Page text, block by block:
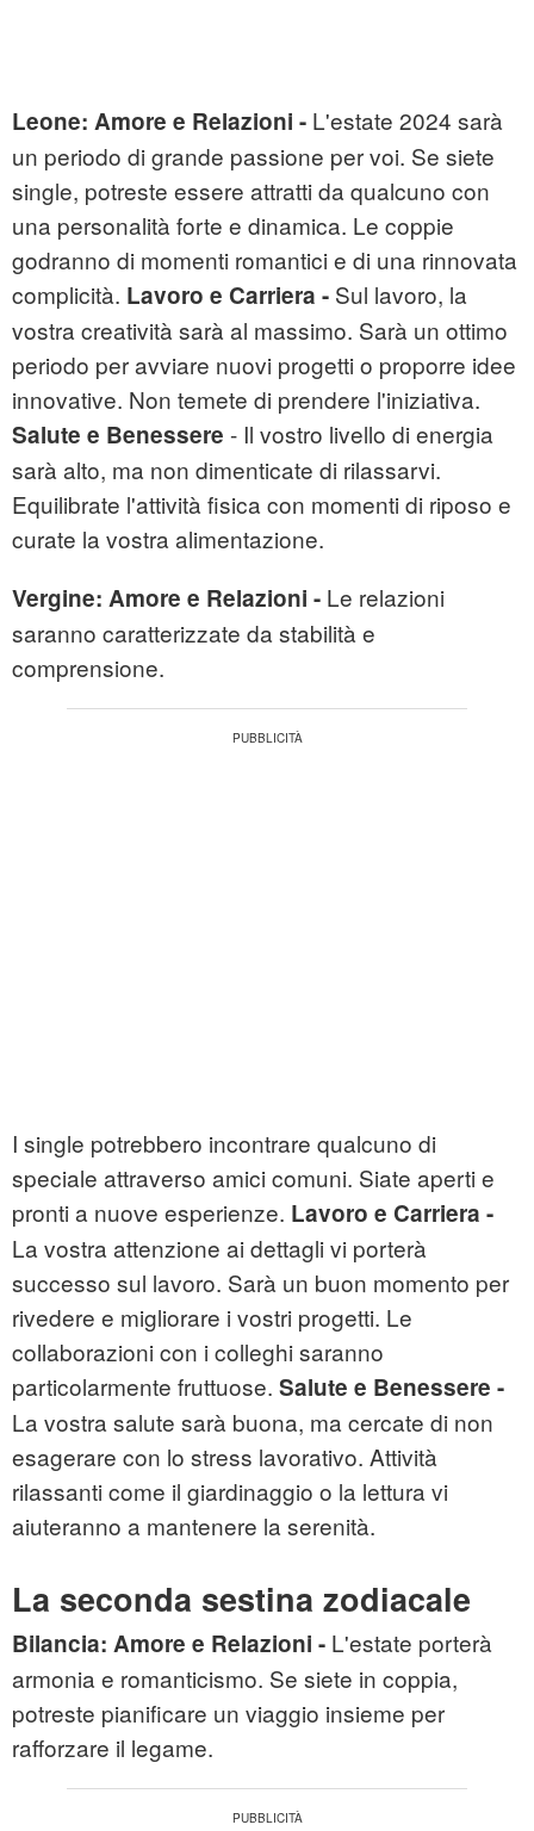
Leone: Amore e Relazioni - L'estate 2024 sarà
un periodo di grande passione per voi. Se siete
single, potreste essere attratti da qualcuno con
una personalità forte e dinamica. Le coppie
godranno di momenti romantici e di una rinnovata
complicità. Lavoro e Carriera - Sul lavoro, la
vostra creatività sarà al massimo. Sarà un ottimo
periodo per avviare nuovi progetti o proporre idee
innovative. Non temete di prendere l'iniziativa.
Salute e Benessere - Il vostro livello di energia
sarà alto, ma non dimenticate di rilassarvi.
Equilibrate l'attività fisica con momenti di riposo e
curate la vostra alimentazione.
Vergine: Amore e Relazioni - Le relazioni
saranno caratterizzate da stabilità e
comprensione.
I single potrebbero incontrare qualcuno di
speciale attraverso amici comuni. Siate aperti e
pronti a nuove esperienze. Lavoro e Carriera -
La vostra attenzione ai dettagli vi porterà
successo sul lavoro. Sarà un buon momento per
rivedere e migliorare i vostri progetti. Le
collaborazioni con i colleghi saranno
particolarmente fruttuose. Salute e Benessere -
La vostra salute sarà buona, ma cercate di non
esagerare con lo stress lavorativo. Attività
rilassanti come il giardinaggio o la lettura vi
aiuteranno a mantenere la serenità.
La seconda sestina zodiacale
Bilancia: Amore e Relazioni - L'estate porterà
armonia e romanticismo. Se siete in coppia,
potreste pianificare un viaggio insieme per
rafforzare il legame.